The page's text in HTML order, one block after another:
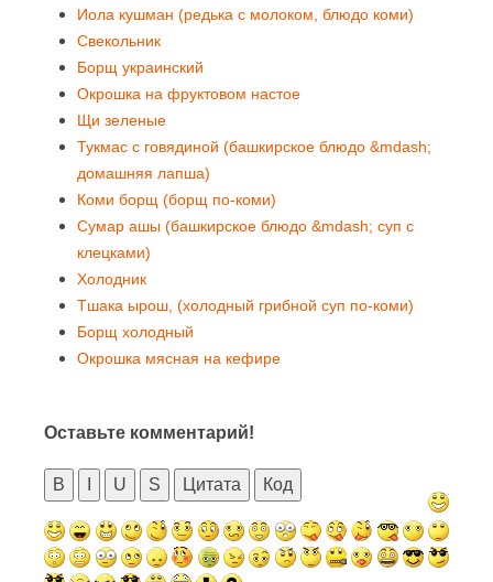
Иола кушман (редька с молоком, блюдо коми)
Свекольник
Борщ украинский
Окрошка на фруктовом настое
Щи зеленые
Тукмас с говядиной (башкирское блюдо &mdash;
домашняя лапша)
Коми борщ (борщ по-коми)
Сумар ашы (башкирское блюдо &mdash; суп с
клецками)
Холодник
Тшака ырош, (холодный грибной суп по-коми)
Борщ холодный
Окрошка мясная на кефире
Оставьте комментарий!
B U S Цитата Код